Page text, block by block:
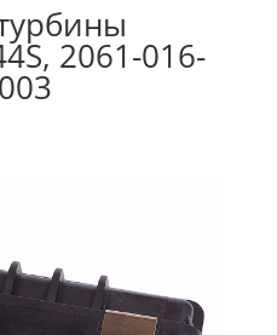
2061-016-